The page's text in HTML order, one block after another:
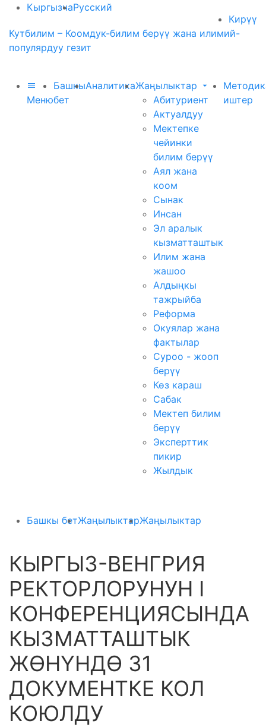
КыргызчаРусский
Кирүү
Кутбилим – Коомдук-билим берүү жана илимий-
популярдуу гезит
Меню
Башкы
бет
АналитикаЖаңылыктар
Абитуриент
Актуалдуу
Мектепке
чейинки
билим берүү
Аял жана
коом
Сынак
Инсан
Эл аралык
кызматташтык
Илим жана
жашоо
Алдыңкы
тажрыйба
Реформа
Окуялар жана
фактылар
Суроо - жооп
берүү
Көз караш
Сабак
Мектеп билим
берүү
Эксперттик
пикир
Жылдык
иштер
Башкы бетЖаңылыктарЖаңылыктар
КЫРГЫЗ-ВЕНГРИЯ
РЕКТОРЛОРУНУН I
КОНФЕРЕНЦИЯСЫНДА
КЫЗМАТТАШТЫК
ЖӨНҮНДӨ 31
ДОКУМЕНТКЕ КОЛ
КОЮЛДУ